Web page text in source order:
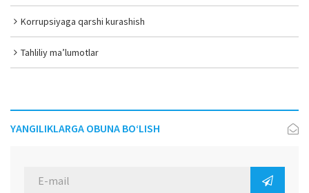
Korrupsiyaga qarshi kurashish
Tahliliy ma’lumotlar
YANGILIKLARGA OBUNA BO‘LISH